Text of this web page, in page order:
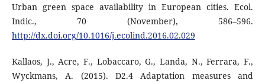
Urban green space availability in European cities. Ecol.
Indic., 70 (November), 586–596.
http://dx.doi.org/10.1016/j.ecolind.2016.02.029
Kallaos, J., Acre, F., Lobaccaro, G., Landa, N., Ferrara, F.,
Wyckmans, A. (2015). D2.4 Adaptation measures and